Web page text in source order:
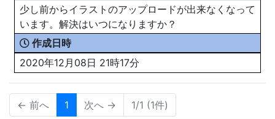
少し前からイラストのアップロードが出来なくなって
います。解決はいつになりますか？
作成日時
2020年12月08日 21時17分
← 前へ 1 次へ → 1/1 (1件)